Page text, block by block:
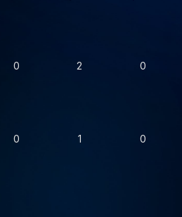
0 2 0
0 1 0